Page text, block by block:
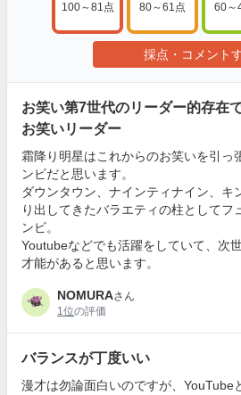
100～81点 80～61点 60～
採点・コメント
お笑い第7世代のリーダー的存在
お笑いリーダー
霜降り明星はこれからのお笑いを引っ
ンビだと思います。
ダウンタウン、ナインティナイン、キ
り出してきたバラエティの柱としてフ
ンビ。
Youtubeなどでも活躍をしていて、次
才能があると思います。
NOMURAさん
1位の評価
バランスが丁度いい
漫才は勿論面白いのですが、YouTube